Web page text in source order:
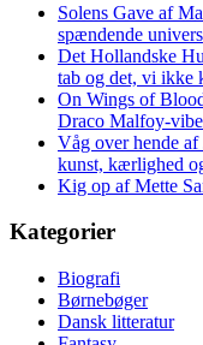
Solens Gave af
spændende univers
Det Hollandske
tab og det, vi ikke
On Wings of
Draco Malfoy-
Våg over hende
kunst, kærlighed
Kig op af Mette
Kategorier
Biografi
Børnebøger
Dansk litteratur